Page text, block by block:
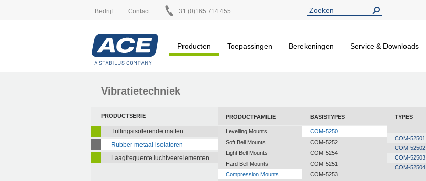
Bedrijf Contact +31 (0)165 714 455
Producten
Toepassingen Berekeningen Service & Downloads
Vibratietechniek
PRODUCTSERIE
Trillingsisolerende matten
Rubber-metaal-isolatoren
Laagfrequente luchtveerelementen
PRODUCTFAMILIE
Levelling Mounts
Soft Bell Mounts
Light Bell Mounts
Hard Bell Mounts
Compression Mounts
BASISTYPES
COM-5250
COM-5252
COM-5254
COM-5251
COM-5253
TYPES
COM-52501
COM-52502
COM-52503
COM-52504